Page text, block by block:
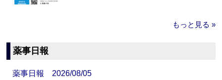
もっと見る »
薬事日報
薬事日報 2026/08/05